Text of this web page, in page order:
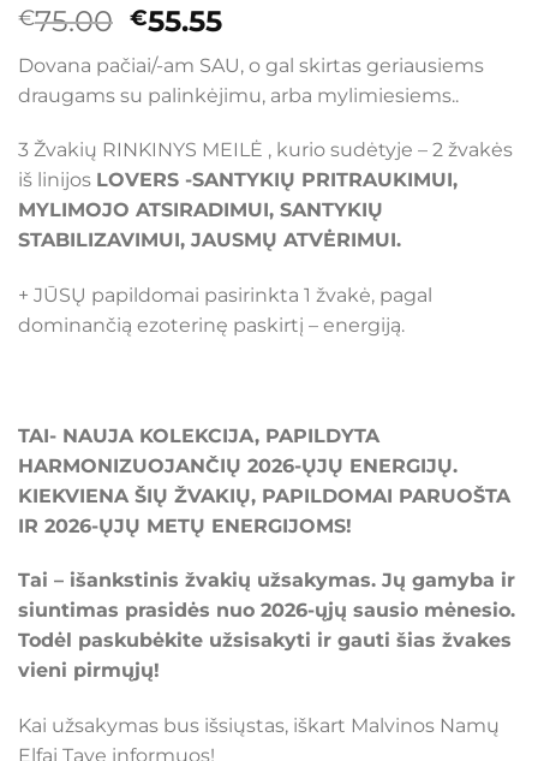
€75.00 Original
price
was:
€75.00.
€55.55Current
is:
€55.55.
Dovana pačiai/-am SAU, o gal skirtas geriausiems
draugams su palinkėjimu, arba mylimiesiems..
3 Žvakių RINKINYS MEILĖ , kurio sudėtyje – 2 žvakės
iš linijos LOVERS -SANTYKIŲ PRITRAUKIMUI,
MYLIMOJO ATSIRADIMUI, SANTYKIŲ
STABILIZAVIMUI, JAUSMŲ ATVĖRIMUI.
+ JŪSŲ papildomai pasirinkta 1 žvakė, pagal
dominančią ezoterinę paskirtį – energiją.
TAI- NAUJA KOLEKCIJA, PAPILDYTA
HARMONIZUOJANČIŲ 2026-ŲJŲ ENERGIJŲ.
KIEKVIENA ŠIŲ ŽVAKIŲ, PAPILDOMAI PARUOŠTA
IR 2026-ŲJŲ METŲ ENERGIJOMS!
Tai – išankstinis žvakių užsakymas. Jų gamyba ir
siuntimas prasidės nuo 2026-ųjų sausio mėnesio.
Todėl paskubėkite užsisakyti ir gauti šias žvakes
vieni pirmųjų!
Kai užsakymas bus išsiųstas, iškart Malvinos Namų
Elfai Tave informuos!